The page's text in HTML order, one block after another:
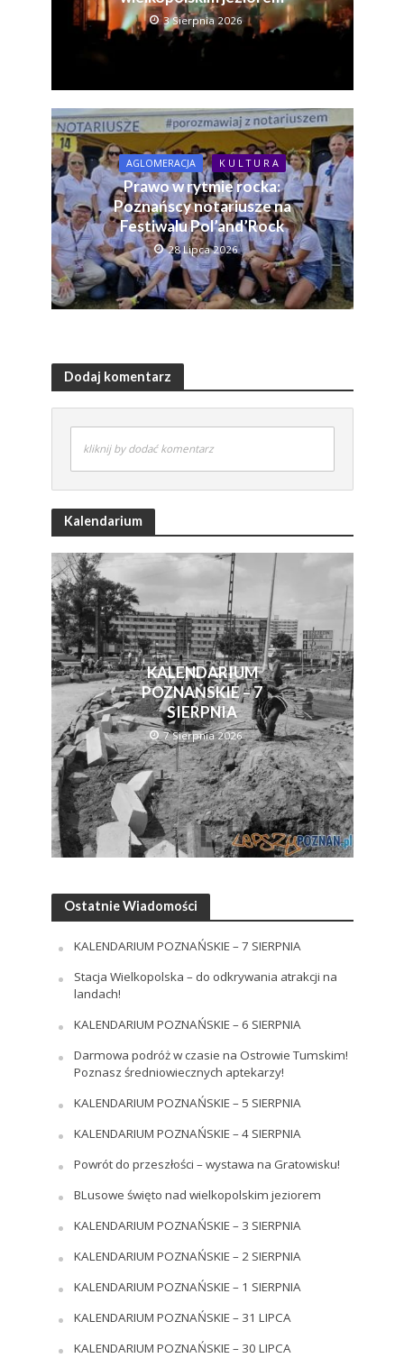
3 Sierpnia 2026
AGLOMERACJA K U L T U R A
Prawo w rytmie rocka:
Poznańscy notariusze na
Festiwalu Pol’and’Rock
28 Lipca 2026
Dodaj komentarz
kliknij by dodać komentarz
Kalendarium
KALENDARIUM
POZNAŃSKIE – 7
SIERPNIA
7 Sierpnia 2026
Ostatnie Wiadomości
KALENDARIUM POZNAŃSKIE – 7 SIERPNIA
Stacja Wielkopolska – do odkrywania atrakcji na
landach!
KALENDARIUM POZNAŃSKIE – 6 SIERPNIA
Darmowa podróż w czasie na Ostrowie Tumskim!
Poznasz średniowiecznych aptekarzy!
KALENDARIUM POZNAŃSKIE – 5 SIERPNIA
KALENDARIUM POZNAŃSKIE – 4 SIERPNIA
Powrót do przeszłości – wystawa na Gratowisku!
BLusowe święto nad wielkopolskim jeziorem
KALENDARIUM POZNAŃSKIE – 3 SIERPNIA
KALENDARIUM POZNAŃSKIE – 2 SIERPNIA
KALENDARIUM POZNAŃSKIE – 1 SIERPNIA
KALENDARIUM POZNAŃSKIE – 31 LIPCA
KALENDARIUM POZNAŃSKIE – 30 LIPCA